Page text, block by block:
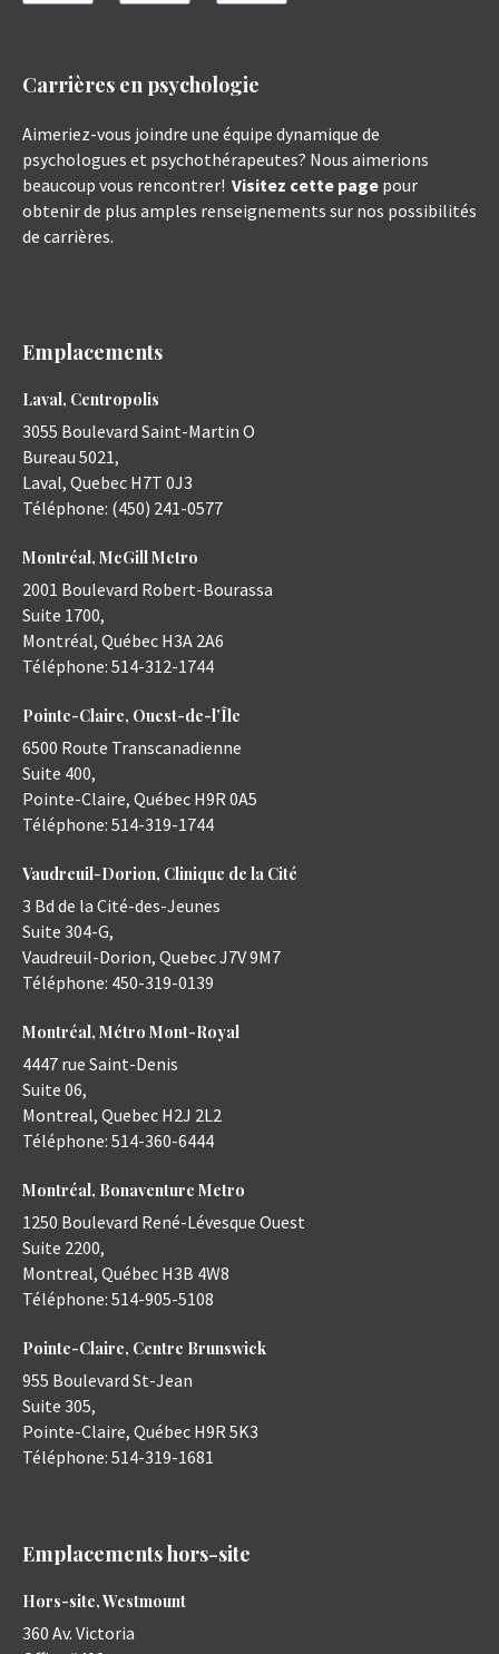
Carrières en psychologie
Aimeriez-vous joindre une équipe dynamique de
psychologues et psychothérapeutes? Nous aimerions
beaucoup vous rencontrer! Visitez cette page pour
obtenir de plus amples renseignements sur nos possibilités
de carrières.
Emplacements
Laval, Centropolis
3055 Boulevard Saint-Martin O
Bureau 5021,
Laval, Quebec H7T 0J3
Téléphone: (450) 241-0577
Montréal, McGill Metro
2001 Boulevard Robert-Bourassa
Suite 1700,
Montréal, Québec H3A 2A6
Téléphone: 514-312-1744
Pointe-Claire, Ouest-de-l’Île
6500 Route Transcanadienne
Suite 400,
Pointe-Claire, Québec H9R 0A5
Téléphone: 514-319-1744
Vaudreuil-Dorion, Clinique de la Cité
3 Bd de la Cité-des-Jeunes
Suite 304-G,
Vaudreuil-Dorion, QuebecJ7V 9M7
Téléphone: 450-319-0139
Montréal, Métro Mont-Royal
4447 rue Saint-Denis
Suite 06,
Montreal, Quebec H2J 2L2
Téléphone: 514-360-6444
Montréal, Bonaventure Metro
1250 Boulevard René-Lévesque Ouest
Suite 2200,
Montreal, Québec H3B 4W8
Téléphone: 514-905-5108
Pointe-Claire, Centre Brunswick
955 Boulevard St-Jean
Suite 305,
Pointe-Claire, Québec H9R 5K3
Téléphone: 514-319-1681
Emplacements hors-site
Hors-site, Westmount
360 Av. Victoria